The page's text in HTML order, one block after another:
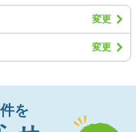
変更
変更
を